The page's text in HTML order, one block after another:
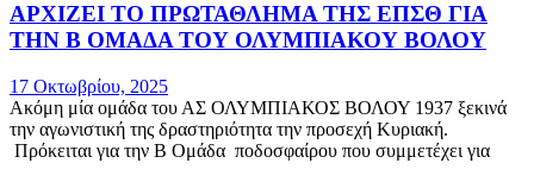
ΑΡΧΙΖΕΙ ΤΟ ΠΡΩΤΑΘΛΗΜΑ ΤΗΣ ΕΠΣΘ ΓΙΑ
ΤΗΝ Β ΟΜΑΔΑ ΤΟΥ ΟΛΥΜΠΙΑΚΟΥ ΒΟΛΟΥ
17 Οκτωβρίου, 2025
Ακόμη μία ομάδα του ΑΣ ΟΛΥΜΠΙΑΚΟΣ ΒΟΛΟΥ 1937 ξεκινά
την αγωνιστική της δραστηριότητα την προσεχή Κυριακή.
Πρόκειται για την Β Ομάδα ποδοσφαίρου που συμμετέχει για